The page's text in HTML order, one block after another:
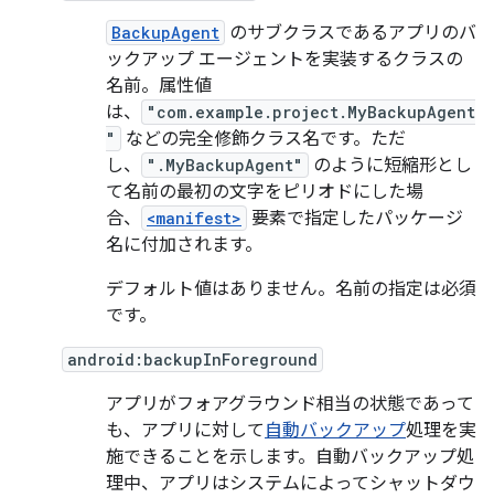
BackupAgent のサブクラスであるアプリのバ
ックアップ エージェントを実装するクラスの
名前。属性値
は、
"com.example.project.MyBackupAgent
"
などの完全修飾クラス名です。ただ
し、
".MyBackupAgent"
のように短縮形とし
て名前の最初の文字をピリオドにした場
合、
<manifest> 要素で指定したパッケージ
名に付加されます。
デフォルト値はありません。名前の指定は必須
です。
android:backupInForeground
アプリがフォアグラウンド相当の状態であって
も、アプリに対して 自動バックアップ処理を実
施できることを示します。自動バックアップ処
理中、アプリはシステムによってシャットダウ